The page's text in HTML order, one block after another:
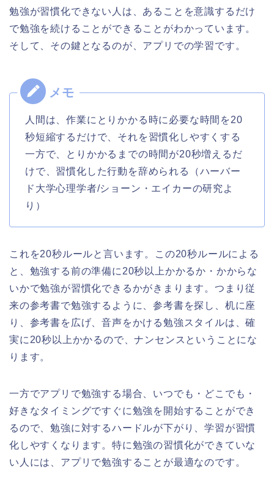
勉強が習慣化できない人は、あることを意識するだけ
で勉強を続けることができることがわかっています。
そして、その鍵となるのが、アプリでの学習です。
人間は、作業にとりかかる時に必要な時間を20
秒短縮するだけで、それを習慣化しやすくする
一方で、とりかかるまでの時間が20秒増えるだ
けで、習慣化した行動を辞められる（ハーバー
ド大学心理学者/ショーン・エイカーの研究よ
り）
これを20秒ルールと言います。この20秒ルールによる
と、勉強する前の準備に20秒以上かかるか・かからな
いかで勉強が習慣化できるかがきまります。つまり従
来の参考書で勉強するように、参考書を探し、机に座
り、参考書を広げ、音声をかける勉強スタイルは、確
実に20秒以上かかるので、ナンセンスということにな
ります。
一方でアプリで勉強する場合、いつでも・どこでも・
好きなタイミングですぐに勉強を開始することができ
るので、勉強に対するハードルが下がり、学習が習慣
化しやすくなります。特に勉強の習慣化ができていな
い人には、アプリで勉強することが最適なのです。